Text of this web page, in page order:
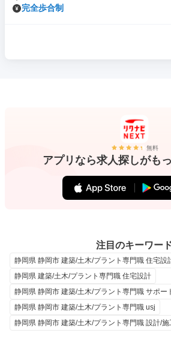
完全歩合制
無料
アプリなら求人探しがも
注目のキーワー
静岡県 静岡市 建築/土木/プラント専門職 住宅設
静岡県 建築/土木/プラント専門職 住宅設計
静岡県 静岡市 建築/土木/プラント専門職 サポー
静岡県 静岡市 建築/土木/プラント専門職 usj
静岡県 静岡市 建築/土木/プラント専門職 設計/